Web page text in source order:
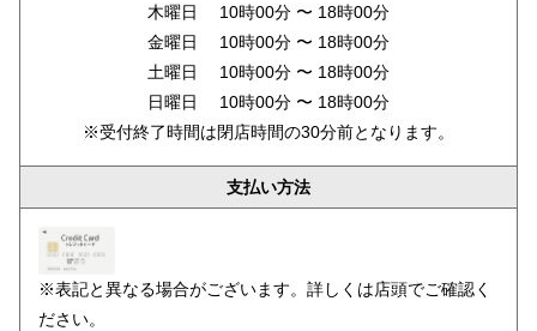
木曜日 10時00分 〜 18時00分
金曜日 10時00分 〜 18時00分
土曜日 10時00分 〜 18時00分
日曜日 10時00分 〜 18時00分
※受付終了時間は閉店時間の30分前となります。
支払い方法
※表記と異なる場合がございます。詳しくは店頭でご確認く
ださい。